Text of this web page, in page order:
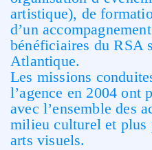
artistique), de
d’un
bénéficiaires du RSA
Atlantique.
Les missions
l’agence en 2004 ont
avec l’ensemble des
milieu culturel et plus
arts visuels.